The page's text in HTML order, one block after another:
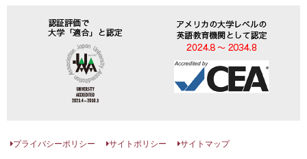
プライバシーポリシー サイトポリシー サイトマップ